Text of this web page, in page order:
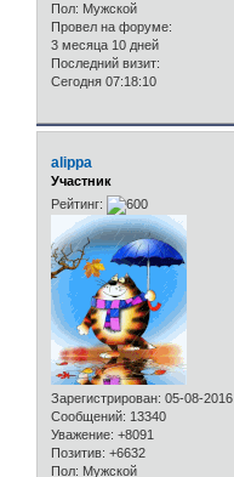
Пол: Мужской
Провел на форуме:
3 месяца 10 дней
Последний визит:
Сегодня 07:18:10
alippa
Участник
Рейтинг:
Зарегистрирован: 05-08-2016
Сообщений: 13340
Уважение: +8091
Позитив: +6632
Пол: Мужской